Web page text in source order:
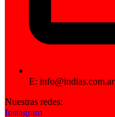
E: info@indias.com.ar
Nuestras redes:
Instagram